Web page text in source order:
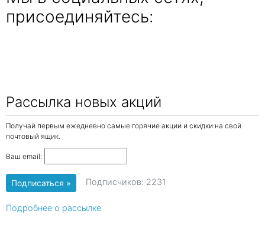
присоединяйтесь:
Рассылка новых акций
Получай первым ежедневно самые горячие акции и скидки на свой
почтовый ящик.
Ваш email:
Подписчиков: 2231
Подробнее о рассылке